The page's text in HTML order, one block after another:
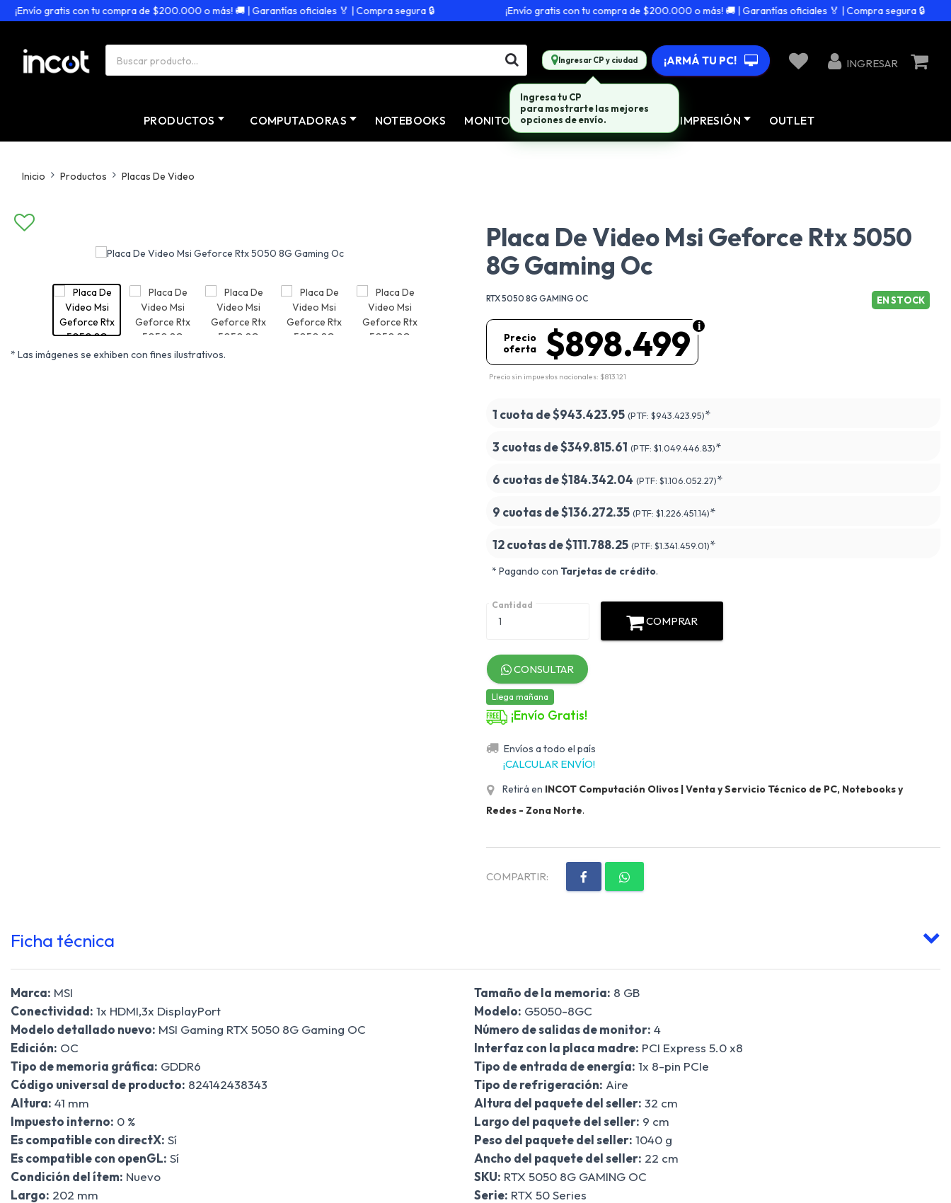
gratis con tu compra de $200.000 o más! 🚚 | Garantías oficiales 🏅 | Compra segura 🔒 ¡Envío gratis con tu compra de $200.000 o más! 🚚 | Garantías oficiales 🏅 | Compra segura 🔒
Ingresar CP y ciudad ¡ARMÁ TU PC! INGRESAR
PRODUCTOS COMPUTADORAS NOTEBOOKS MONITORES CONECTIVIDAD IMPRESIÓN OUTLET
Inicio Productos Placas De Video
* Las imágenes se exhiben con fines ilustrativos.
Placa De Video Msi Geforce Rtx 5050
8G Gaming Oc
RTX 5050 8G GAMING OC EN STOCK
$898.499
Precio
oferta
Precio sin impuestos nacionales: $813.121
1 cuota de$943.423.95 (PTF: $943.423.95)*
3 cuotas de$349.815.61 (PTF: $1.049.446.83)*
6 cuotas de$184.342.04 (PTF: $1.106.052.27)*
9 cuotas de$136.272.35 (PTF: $1.226.451.14)*
12 cuotas de$111.788.25 (PTF: $1.341.459.01)*
* Pagando con Tarjetas de crédito.
Cantidad
COMPRAR
CONSULTAR
Llega mañana
¡Envío Gratis!
Envíos a todo el país
¡CALCULAR ENVÍO!
Retirá en INCOT Computación Olivos | Venta y Servicio Técnico de PC, Notebooks y
Redes - Zona Norte.
COMPARTIR:
Ficha técnica
Marca: MSI
Conectividad: 1x HDMI,3x DisplayPort
Modelo detallado nuevo: MSI Gaming RTX 5050 8G Gaming OC
Edición: OC
Tipo de memoria gráfica: GDDR6
Código universal de producto: 824142438343
Altura: 41 mm
Impuesto interno: 0 %
Es compatible con directX: Sí
Es compatible con openGL: Sí
Condición del ítem: Nuevo
Largo: 202 mm
Tamaño de la memoria: 8 GB
Modelo: G5050-8GC
Número de salidas de monitor: 4
Interfaz con la placa madre: PCI Express 5.0 x8
Tipo de entrada de energía: 1x 8-pin PCIe
Tipo de refrigeración: Aire
Altura del paquete del seller: 32 cm
Largo del paquete del seller: 9 cm
Peso del paquete del seller: 1040 g
Ancho del paquete del seller: 22 cm
SKU: RTX 5050 8G GAMING OC
Serie: RTX 50 Series
Ingresa tu CP
para mostrarte las mejores
opciones de envío.